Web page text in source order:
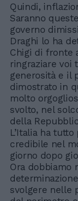
Quindi,
Saranno
governo
Draghi lo ha
Chigi di fronte
ringraziare voi
generosità e il
dimostrato in
molto
svolto, nel
della
L’Italia ha
credibile nel
giorno dopo
Ora dobbiamo
svolgere nelle